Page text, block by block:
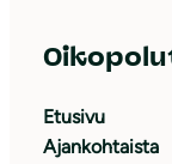
Etusivu
Ajankohtaista